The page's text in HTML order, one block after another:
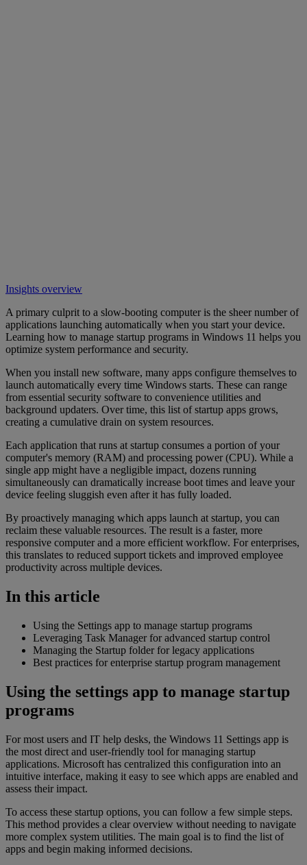
Insights overview
A primary culprit to a slow-booting computer is the sheer number of
applications launching automatically when you start your device.
Learning how to manage startup programs in Windows 11 helps you
optimize system performance and security.
When you install new software, many apps configure themselves to
launch automatically every time Windows starts. These can range
from essential security software to convenience utilities and
background updaters. Over time, this list of startup apps grows,
creating a cumulative drain on system resources.
Each application that runs at startup consumes a portion of your
computer's memory (RAM) and processing power (CPU). While a
single app might have a negligible impact, dozens running
simultaneously can dramatically increase boot times and leave your
device feeling sluggish even after it has fully loaded.
By proactively managing which apps launch at startup, you can
reclaim these valuable resources. The result is a faster, more
responsive computer and a more efficient workflow. For enterprises,
this translates to reduced support tickets and improved employee
productivity across multiple devices.
In this article
Using the Settings app to manage startup programs
Leveraging Task Manager for advanced startup control
Managing the Startup folder for legacy applications
Best practices for enterprise startup program management
Using the settings app to manage startup
programs
For most users and IT help desks, the Windows 11 Settings app is
the most direct and user-friendly tool for managing startup
applications. Microsoft has centralized this configuration into an
intuitive interface, making it easy to see which apps are enabled and
assess their impact.
To access these startup options, you can follow a few simple steps.
This method provides a clear overview without needing to navigate
more complex system utilities. The main goal is to find the list of
apps and begin making informed decisions.